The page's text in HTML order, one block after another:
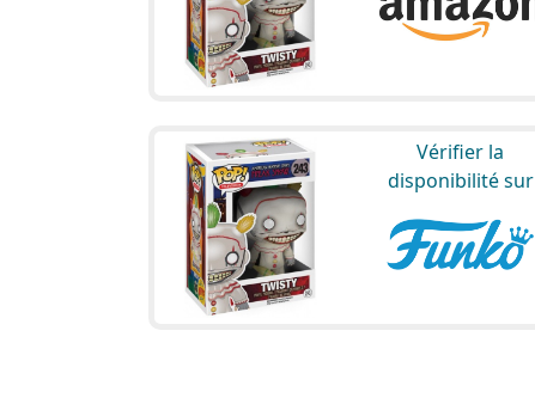
Vérifier la
disponibilité sur